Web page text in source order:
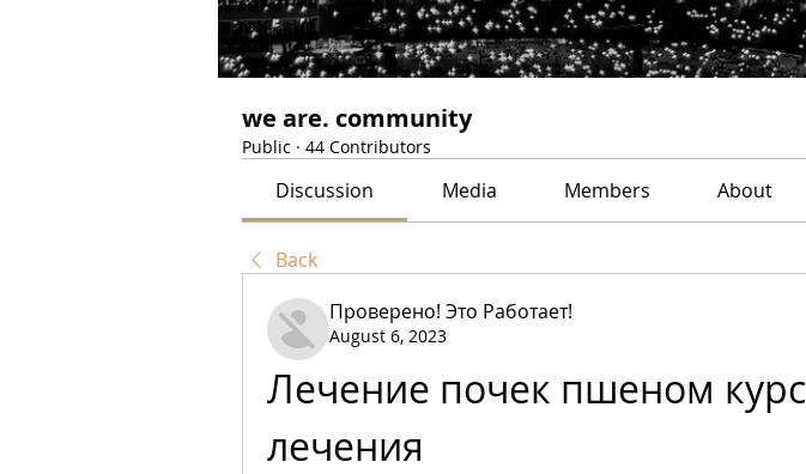
we are. community
Public · 44 Contributors
Discussion Media Members About
Back
Проверено! Это Работает!
August 6, 2023
Лечение почек пшеном курс
лечения